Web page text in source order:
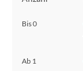
Bis0
Ab 1